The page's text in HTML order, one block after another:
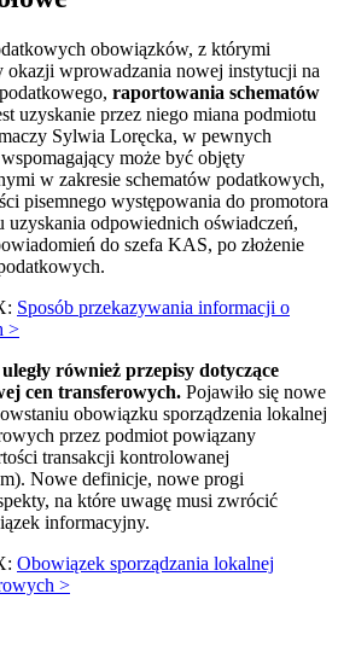
obowiązków, z którymi
okazji wprowadzania nowej instytucji na
raportowania schematów
uzyskanie przez niego miana podmiotu
Sylwia Loręcka, w pewnych
może być objęty
w zakresie schematów podatkowych,
pisemnego występowania do promotora
uzyskania odpowiednich oświadczeń,
do szefa KAS, po złożenie
Sposób przekazywania informacji o
>
również przepisy dotyczące
cen transferowych. Pojawiło się nowe
obowiązku sporządzenia lokalnej
przez podmiot powiązany
transakcji kontrolowanej
Nowe definicje, nowe progi
na które uwagę musi zwrócić
informacyjny.
Obowiązek sporządzania lokalnej
>